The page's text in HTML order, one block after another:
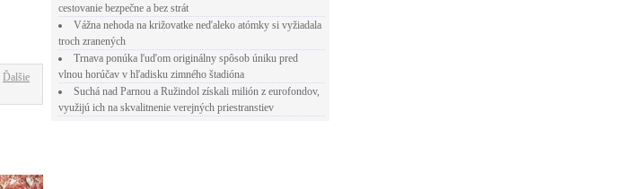
Ďalšie
cestovanie bezpečne a bez strát
Vážna nehoda na križovatke neďaleko atómky si vyžiadala
troch zranených
Trnava ponúka ľuďom originálny spôsob úniku pred
vlnou horúčav v hľadisku zimného štadióna
Suchá nad Parnou a Ružindol získali milión z eurofondov,
využijú ich na skvalitnenie verejných priestranstiev